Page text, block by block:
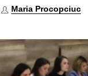
Maria Procopciuc